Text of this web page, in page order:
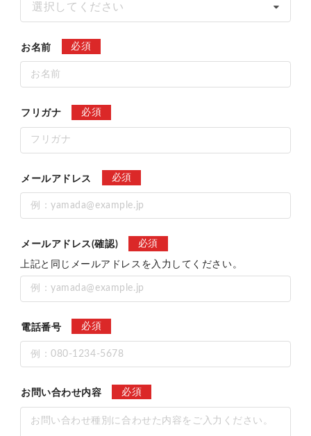
選択してください
お名前 必須
フリガナ 必須
メールアドレス 必須
メールアドレス(確認) 必須
上記と同じメールアドレスを入力してください。
電話番号 必須
お問い合わせ内容 必須